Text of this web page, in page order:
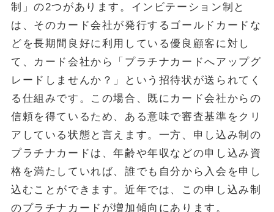
制」の2つがあります。インビテーション制と
は、そのカード会社が発行するゴールドカードな
どを長期間良好に利用している優良顧客に対し
て、カード会社から「プラチナカードへアップグ
レードしませんか？」という招待状が送られてく
る仕組みです。この場合、既にカード会社からの
信頼を得ているため、ある意味で審査基準をクリ
アしている状態と言えます。一方、申し込み制の
プラチナカードは、年齢や年収などの申し込み資
格を満たしていれば、誰でも自分から入会を申し
込むことができます。近年では、この申し込み制
のプラチナカードが増加傾向にあります。